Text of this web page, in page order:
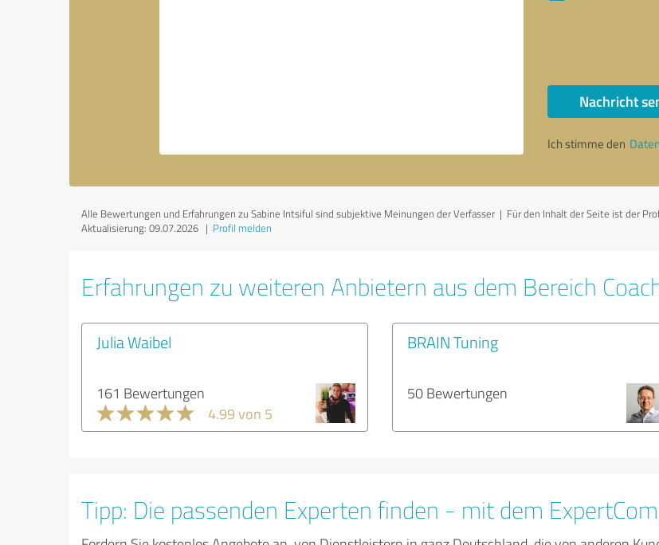
Nachricht
Ich stimme den
Alle Bewertungen und Erfahrungen zu Sabine Intsiful sind subjektive Meinungen der Verfasser | Für den Inhalt der Seite ist der
Aktualisierung: 09.07.2026 | Profil melden
Erfahrungen zu weiteren Anbietern aus dem Bereich
Julia Waibel
161 Bewertungen
4.99 von 5
BRAIN Tuning
50 Bewertungen
Tipp: Die passenden Experten finden - mit dem